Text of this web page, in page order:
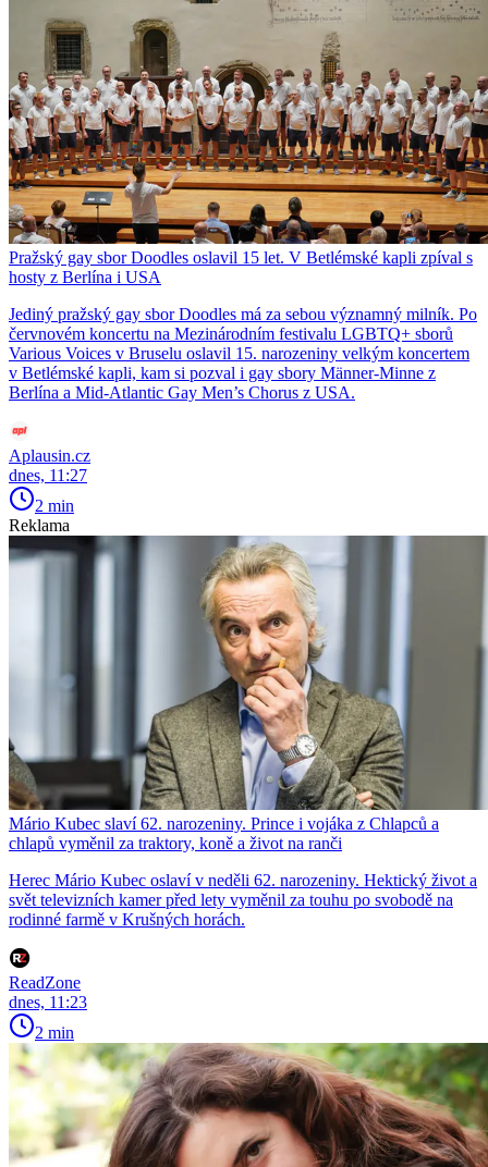
Pražský gay sbor Doodles oslavil 15 let. V Betlémské kapli zpíval s
hosty z Berlína i USA
Jediný pražský gay sbor Doodles má za sebou významný milník. Po
červnovém koncertu na Mezinárodním festivalu LGBTQ+ sborů
Various Voices v Bruselu oslavil 15. narozeniny velkým koncertem
v Betlémské kapli, kam si pozval i gay sbory Männer-Minne z
Berlína a Mid-Atlantic Gay Men’s Chorus z USA.
Aplausin.cz
dnes, 11:27
2 min
Reklama
Mário Kubec slaví 62. narozeniny. Prince i vojáka z Chlapců a
chlapů vyměnil za traktory, koně a život na ranči
Herec Mário Kubec oslaví v neděli 62. narozeniny. Hektický život a
svět televizních kamer před lety vyměnil za touhu po svobodě na
rodinné farmě v Krušných horách.
ReadZone
dnes, 11:23
2 min